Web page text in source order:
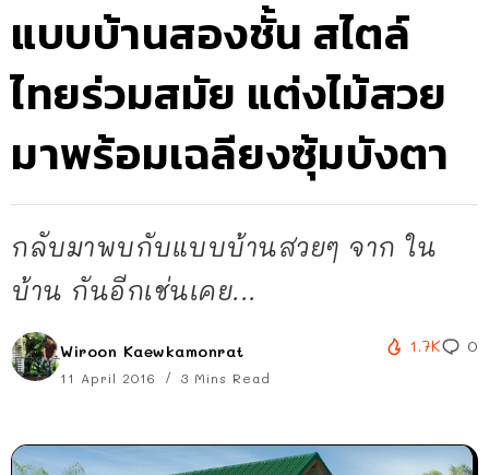
แบบบ้านสองชั้น สไตล์
ไทยร่วมสมัย แต่งไม้สวย
มาพร้อมเฉลียงซุ้มบังตา
กลับมาพบกับแบบบ้านสวยๆ จาก ใน
บ้าน กันอีกเช่นเคย...
Wiroon Kaewkamonrat
11 April 2016 3 Mins Read
1.7K 0